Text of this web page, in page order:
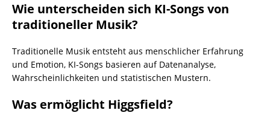
Wie unterscheiden sich KI-Songs von
traditioneller Musik?
Traditionelle Musik entsteht aus menschlicher Erfahrung
und Emotion, KI-Songs basieren auf Datenanalyse,
Wahrscheinlichkeiten und statistischen Mustern.
Was ermöglicht Higgsfield?